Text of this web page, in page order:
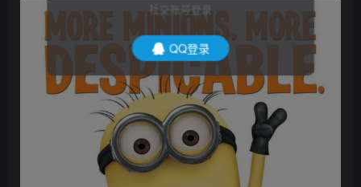
社交账号登录
QQ登录